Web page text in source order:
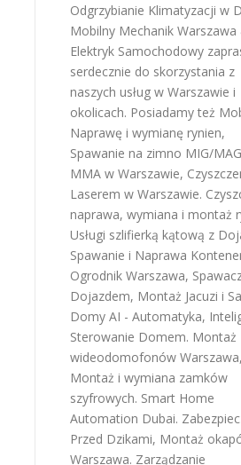
Odgrzybianie Klimatyzacji w
Mobilny Mechanik Warszawa
Elektryk Samochodowy
serdecznie do skorzystania z
naszych usług w Warszawie i
okolicach. Posiadamy też
Naprawę i wymianę rynien,
Spawanie na zimno MIG/
MMA w Warszawie,
Laserem w Warszawie.
naprawa, wymiana i montaż
Usługi szlifierką kątową z
Spawanie i Naprawa
Ogrodnik Warszawa,
Dojazdem, Montaż Jacuzi i
Domy AI - Automatyka,
Sterowanie Domem. Montaż
wideodomofonów Warszawa,
Montaż i wymiana zamków
szyfrowych. Smart Home
Automation Dubai.
Przed Dzikami, Montaż
Warszawa. Zarządzanie